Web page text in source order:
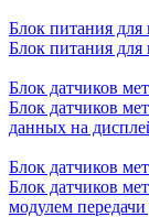
Блок питания для
Блок питания для
Блок датчиков
Блок датчиков
данных на
Блок датчиков
Блок датчиков
модулем